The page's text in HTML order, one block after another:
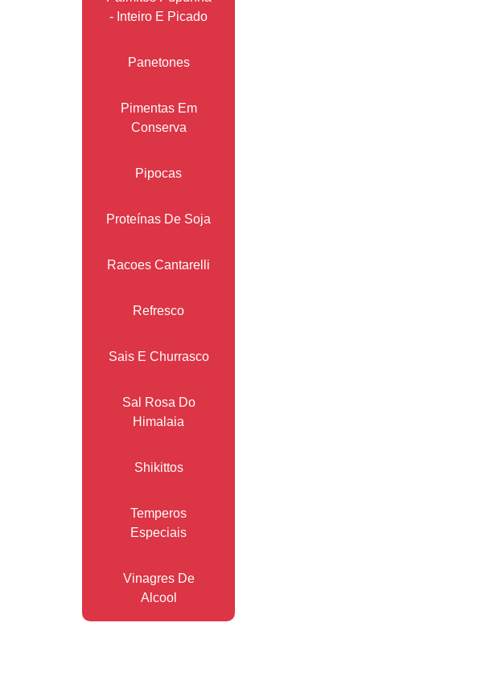
- Inteiro E Picado
Panetones
Pimentas Em
Conserva
Pipocas
Proteínas De Soja
Racoes Cantarelli
Refresco
Sais E Churrasco
Sal Rosa Do
Himalaia
Shikittos
Temperos
Especiais
Vinagres De
Alcool